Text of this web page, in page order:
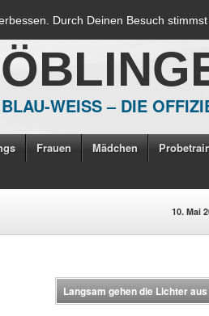
Durch Deinen Besuch stimmst
WEISS – DIE
Frauen Mädchen
10. Mai
Langsam gehen die Lichter aus